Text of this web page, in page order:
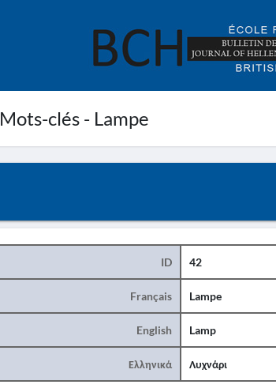
Mots-clés - Lampe
ID 42
Français Lampe
English Lamp
Ελληνικά Λυχνάρι